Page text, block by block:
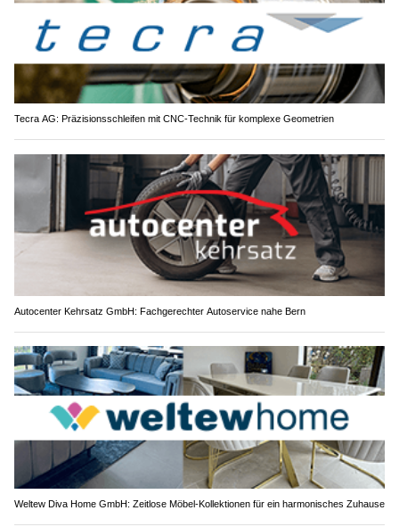
Tecra AG: Präzisionsschleifen mit CNC-Technik für komplexe Geometrien
Autocenter Kehrsatz GmbH: Fachgerechter Autoservice nahe Bern
Weltew Diva Home GmbH: Zeitlose Möbel-Kollektionen für ein harmonisches Zuhause